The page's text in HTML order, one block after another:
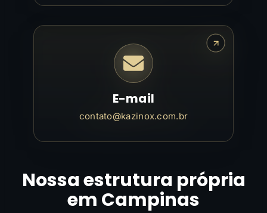
E-mail
contato@kazinox.com.br
Nossa estrutura própria
em Campinas